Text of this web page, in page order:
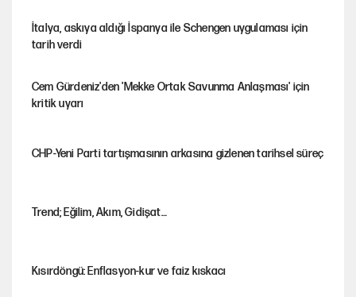
İtalya, askıya aldığı İspanya ile Schengen uygulaması için
tarih verdi
Cem Gürdeniz'den 'Mekke Ortak Savunma Anlaşması' için
kritik uyarı
CHP-Yeni Parti tartışmasının arkasına gizlenen tarihsel süreç
Trend; Eğilim, Akım, Gidişat…
Kısırdöngü: Enflasyon-kur ve faiz kıskacı